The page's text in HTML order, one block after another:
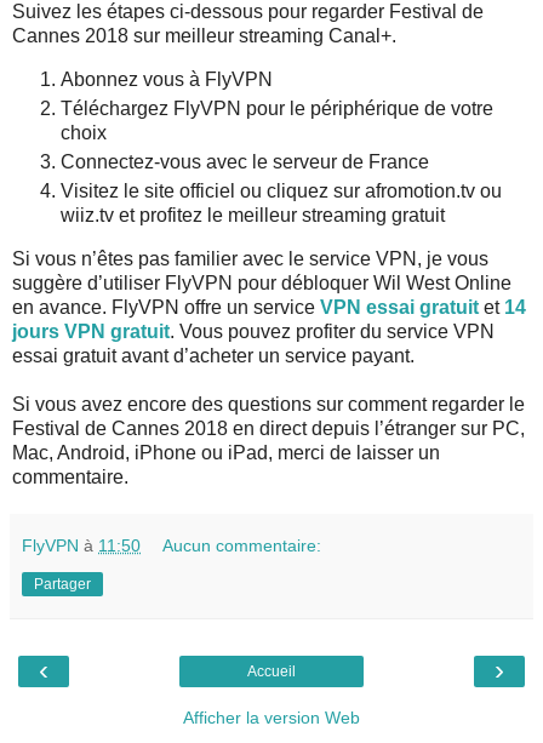
Suivez les étapes ci-dessous pour regarder Festival de
Cannes 2018 sur meilleur streaming Canal+.
Abonnez vous à FlyVPN
Téléchargez FlyVPN pour le périphérique de votre
choix
Connectez-vous avec le serveur de France
Visitez le site officiel ou cliquez sur afromotion.tv ou
wiiz.tv et profitez le meilleur streaming gratuit
Si vous n’êtes pas familier avec le service VPN, je vous
suggère d’utiliser FlyVPN pour débloquer Wil West Online
en avance. FlyVPN offre un service VPN essai gratuit et 14
jours VPN gratuit. Vous pouvez profiter du service VPN
essai gratuit avant d’acheter un service payant.
Si vous avez encore des questions sur comment regarder le
Festival de Cannes 2018 en direct depuis l’étranger sur PC,
Mac, Android, iPhone ou iPad, merci de laisser un
commentaire.
FlyVPN à 11:50 Aucun commentaire:
Partager
‹ ›
Accueil
Afficher la version Web